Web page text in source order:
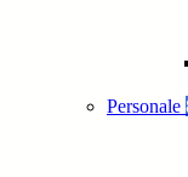
Personale